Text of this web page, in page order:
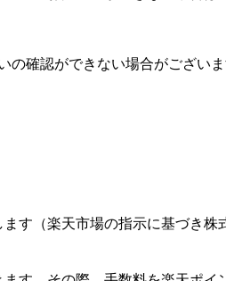
確認ができない場合がございま
す（楽天市場の指示に基づき株